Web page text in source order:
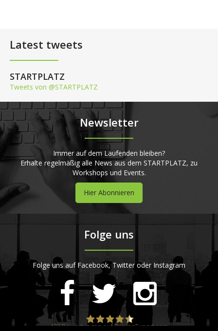
Latest tweets
STARTPLATZ
Tweets von @STARTPLATZ
Newsletter
Immer auf dem Laufenden bleiben?
Erhalte regelmäßig alle News aus dem STARTPLATZ, zu
Workshops und Events.
Hier Abonnieren
Folge uns
Folge uns auf Facebook, Twitter oder Instagram
420Bewertungen auf ProvenExpert.com